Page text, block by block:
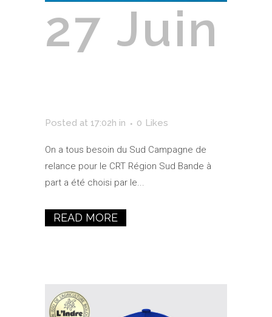
27 Juin
Posted at 17:02h in 0 Likes
On a tous besoin du Sud Campagne de
relance pour le CRT Région Sud Bande à
part a été choisi par le...
READ MORE